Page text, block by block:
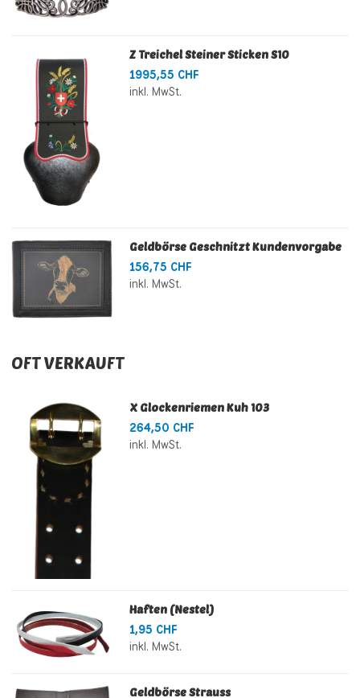
Z Treichel Steiner Sticken S10
1995,55 CHF
inkl. MwSt.
Geldbörse Geschnitzt Kundenvorgabe
156,75 CHF
inkl. MwSt.
OFT VERKAUFT
X Glockenriemen Kuh 103
264,50 CHF
inkl. MwSt.
Haften (Nestel)
1,95 CHF
inkl. MwSt.
Geldbörse Strauss